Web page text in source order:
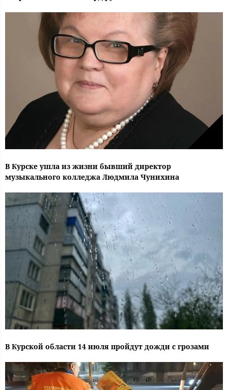
В Курске ушла из жизни бывший директор
музыкального колледжа Людмила Чунихина
В Курской области 14 июля пройдут дожди с грозами